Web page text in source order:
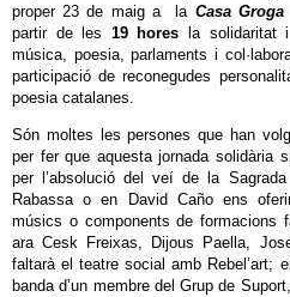
proper 23 de maig a la Casa
partir de les 19 hores la solidaritat
música, poesia, parlaments i
participació de reconegudes
poesia catalanes.
Són moltes les persones que han
per fer que aquesta jornada solidària
per l’absolució del veí de la
Rabassa o en David Caño ens
músics o components de formacions
ara Cesk Freixas, Dijous Paella,
faltarà el teatre social amb Rebel’art;
banda d’un membre del Grup de